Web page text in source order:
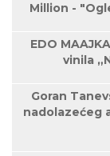
Million -
EDO
vinila
Goran
nadolazećeg